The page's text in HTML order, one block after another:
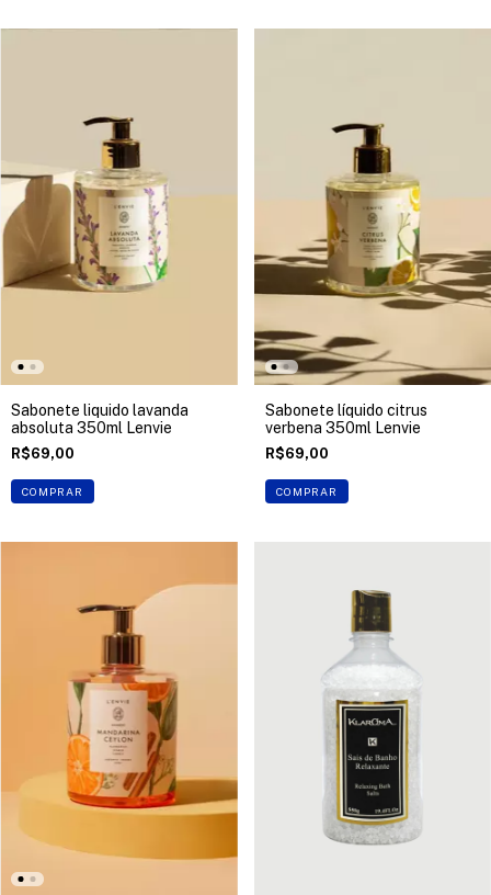
Sabonete liquido lavanda
absoluta 350ml Lenvie
R$69,00
COMPRAR
Sabonete líquido citrus
verbena 350ml Lenvie
R$69,00
COMPRAR